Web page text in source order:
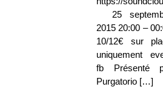
25
2015 20:00 –
10/12€ sur
uniquement
fb Présenté
Purgatorio […]